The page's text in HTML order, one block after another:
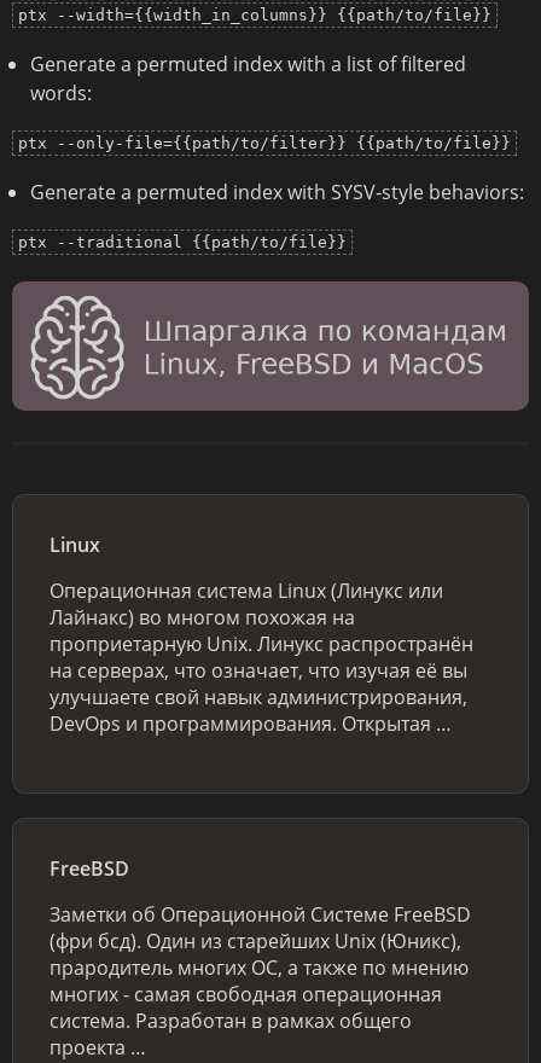
ptx --width={{width_in_columns}} {{path/to/file}}
Generate a permuted index with a list of filtered
words:
ptx --only-file={{path/to/filter}} {{path/to/file}}
Generate a permuted index with SYSV-style behaviors:
ptx --traditional {{path/to/file}}
Linux
Операционная система Linux (Линукс или
Лайнакс) во многом похожая на
проприетарную Unix. Линукс распространён
на серверах, что означает, что изучая её вы
улучшаете свой навык администрирования,
DevOps и программирования. Открытая …
FreeBSD
Заметки об Операционной Системе FreeBSD
(фри бсд). Один из старейших Unix (Юникс),
прародитель многих ОС, а также по мнению
многих - самая свободная операционная
система. Разработан в рамках общего
проекта …